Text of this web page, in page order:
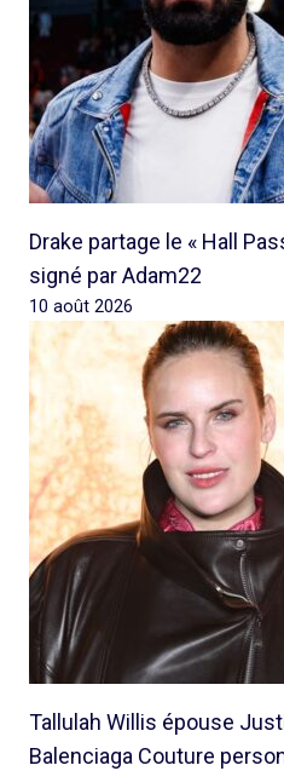
Drake partage le « Hall
signé par Adam22
10 août 2026
Tallulah Willis épouse
Balenciaga Couture